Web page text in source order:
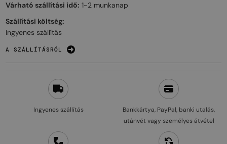
Ingyenes szállítás
Bankkártya, PayPal, banki utalás,
utánvét vagy személyes átvétel
Várható szállítási idő: 1-2 munkanap
Szállítási költség:
Ingyenes szállítás
A SZÁLLÍTÁSRÓL